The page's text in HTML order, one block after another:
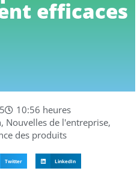
efficaces
10:56 heures
, Nouvelles de l'entreprise,
des produits
Twitter LinkedIn